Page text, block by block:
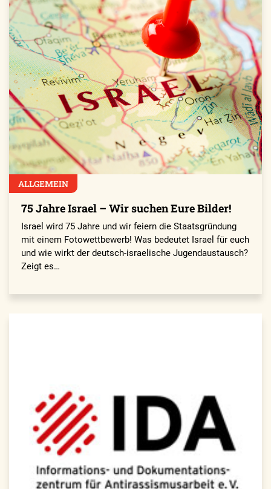
ALLGEMEIN
75 Jahre Israel – Wir suchen Eure Bilder!
Israel wird 75 Jahre und wir feiern die Staatsgründung
mit einem Fotowettbewerb! Was bedeutet Israel für euch
und wie wirkt der deutsch-israelische Jugendaustausch?
Zeigt es…